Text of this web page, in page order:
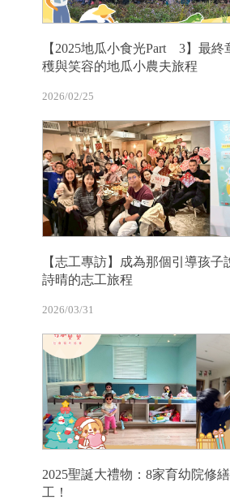
【2025地瓜小食光Part 3】最終
穫與笑容的地瓜小農夫旅程
2026/02/25
【志工專訪】成為那個引導孩子
詩晴的志工旅程
2026/03/31
2025聖誕大禮物：8家育幼院修
工！